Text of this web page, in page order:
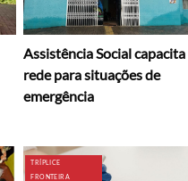
Assistência Social capacita
rede para situações de
emergência
TRÍPLICE
FRONTEIRA